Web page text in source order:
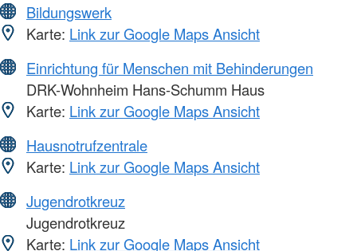
Bildungswerk
Karte: Link zur Google Maps Ansicht
Einrichtung für Menschen mit Behinderungen
DRK-Wohnheim Hans-Schumm Haus
Karte: Link zur Google Maps Ansicht
Hausnotrufzentrale
Karte: Link zur Google Maps Ansicht
Jugendrotkreuz
Jugendrotkreuz
Karte: Link zur Google Maps Ansicht